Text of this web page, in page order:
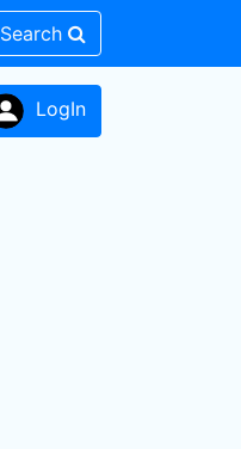
Search
LogIn